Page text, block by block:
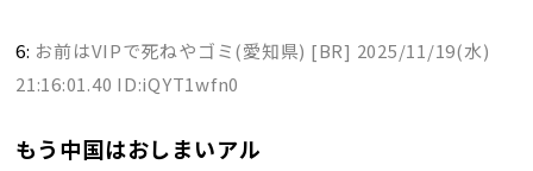
6: お前はVIPで死ねやゴミ(愛知県) [BR] 2025/11/19(水)
21:16:01.40 ID:iQYT1wfn0
もう中国はおしまいアル